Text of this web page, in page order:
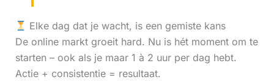
Elke dag dat je wacht, is een gemiste kans
De online markt groeit hard. Nu is hét moment om te
starten – ook als je maar 1 à 2 uur per dag hebt.
Actie + consistentie = resultaat.